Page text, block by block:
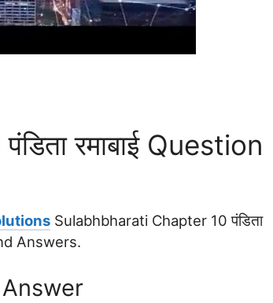
रमाबाई Question
Sulabhbharati Chapter 10 पंडिता
Answers.